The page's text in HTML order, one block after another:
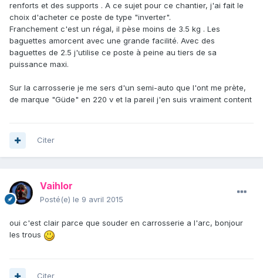
renforts et des supports . A ce sujet pour ce chantier, j'ai fait le
choix d'acheter ce poste de type "inverter".
Franchement c'est un régal, il pèse moins de 3.5 kg . Les
baguettes amorcent avec une grande facilité. Avec des
baguettes de 2.5 j'utilise ce poste à peine au tiers de sa
puissance maxi.
Sur la carrosserie je me sers d'un semi-auto que l'ont me prète,
de marque "Güde" en 220 v et la pareil j'en suis vraiment content
Citer
Vaihlor
Posté(e) le 9 avril 2015
oui c'est clair parce que souder en carrosserie a l'arc, bonjour
les trous
Citer